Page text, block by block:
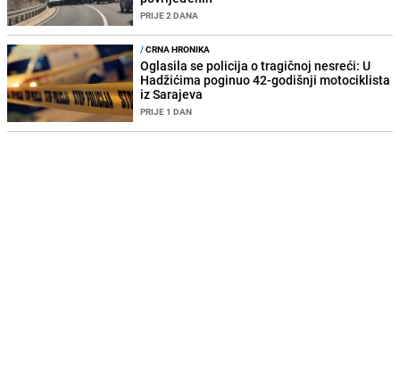
PRIJE 2 DANA
/CRNA HRONIKA
Oglasila se policija o tragičnoj nesreći: U
Hadžićima poginuo 42-godišnji motociklista
iz Sarajeva
PRIJE 1 DAN